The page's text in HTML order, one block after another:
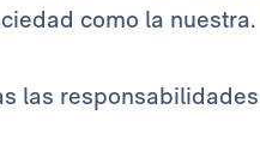
como la nuestra.
las